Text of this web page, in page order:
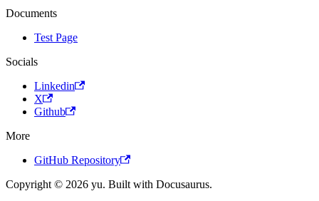
Documents
Test Page
Socials
Linkedin
X
Github
More
GitHub Repository
Copyright © 2026 yu. Built with Docusaurus.